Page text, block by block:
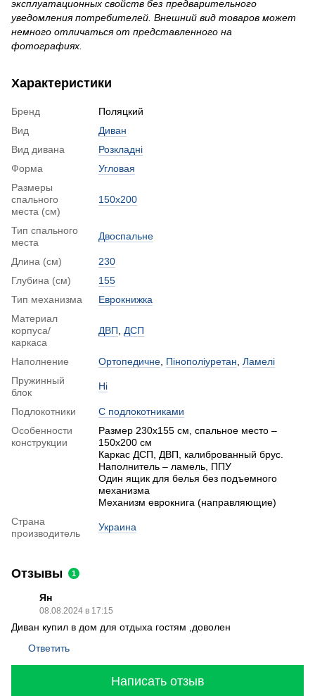
эксплуатационных свойств без предварительного
уведомления потребителей. Внешний вид товаров может
немного отличаться от представленного на
фотографиях.
Характеристики
Бренд
Поляцкий
Вид
Диван
Вид дивана
Розкладні
Форма
Угловая
Размеры
спального
места (см)
150x200
Тип спального
места
Двоспальне
Длина (см)
230
Глубина (см)
155
Тип механизма
Еврокнижка
Материал
корпуса/
каркаса
ДВП ДСП
Наполнение Ортопедичне Пінополіуретан Ламелі
Пружинный
блок
Ні
Подлокотники
С подлокотниками
Особенности
конструкции
Размер 230х155 см, спальное место –
150х200 см
Каркас ДСП, ДВП, калиброванный брус.
Наполнитель – ламель, ППУ
Один ящик для белья без подъемного
механизма
Механизм еврокнига (направляющие)
Страна
производитель
Украина
Отзывы 1
Ян
08.08.2024 в 17:15
Диван купил в дом для отдыха гостям ,доволен
Ответить
Написать отзыв